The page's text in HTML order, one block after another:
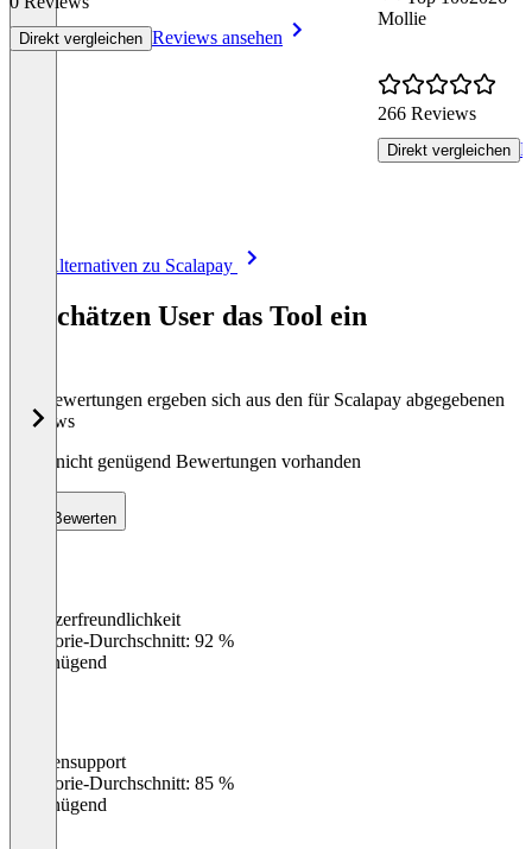
Direkt vergleichen Reviews ansehen
Mollie
266 Reviews
Direkt vergleichen
Alle Alternativen zu Scalapay
So schätzen User das Tool ein
Die Bewertungen ergeben sich aus den für Scalapay abgegebenen
Reviews
Noch nicht genügend Bewertungen vorhanden
Bewerten
Benutzerfreundlichkeit
Kategorie-Durchschnitt: 92 %
Ungenügend
Kundensupport
Kategorie-Durchschnitt: 85 %
Ungenügend